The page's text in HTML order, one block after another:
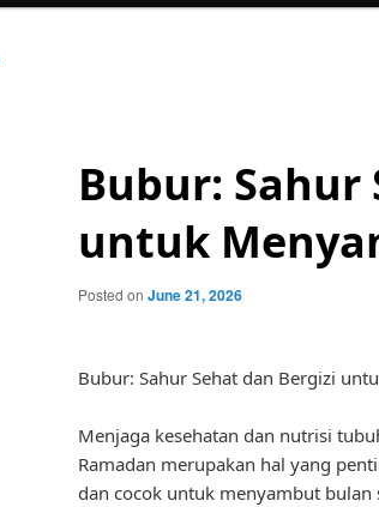
Bubur: Sahur
untuk
Posted on June 21, 2026
Bubur: Sahur Sehat dan Bergizi
Menjaga kesehatan dan nutrisi
Ramadan merupakan hal yang
dan cocok untuk menyambut bulan